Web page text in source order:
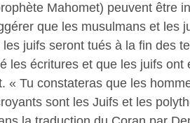
Mahomet) peuvent être
que les musulmans et les
juifs seront tués à la fin des
les écritures et que les juifs ont
« Tu constateras que les
sont les Juifs et les